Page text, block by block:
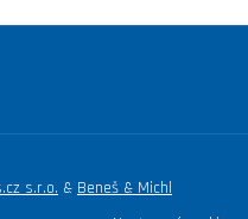
s.r.o. & Beneš & Michl